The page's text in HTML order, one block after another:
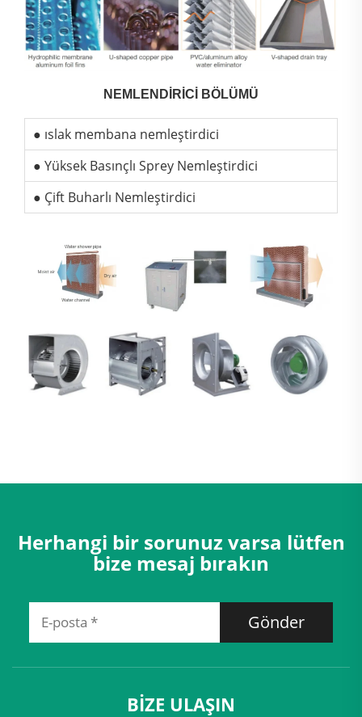
NEMLENDİRİCİ BÖLÜMÜ
● ıslak membana nemleştirdici
● Yüksek Basınçlı Sprey Nemleştirdici
● Çift Buharlı Nemleştirdici
Herhangi bir sorunuz varsa lütfen
bize mesaj bırakın
Gönder
BIZE ULAŞIN